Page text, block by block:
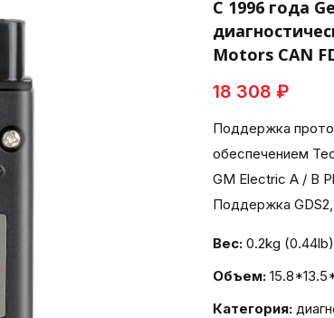
product view
С 1996 года
Motors CAN
18 308 ₽
Поддержка
обеспечением
GM Electric A / B
Поддержка
Вес: 0.2kg (0.44lb)
Объем:
Категория: